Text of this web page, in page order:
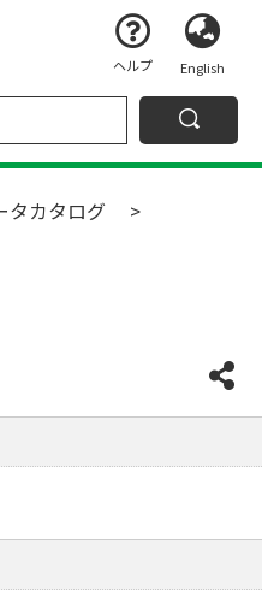
ヘルプ English
タカタログ